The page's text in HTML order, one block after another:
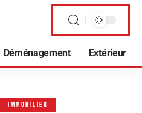
Déménagement Extérieur
IMMOBILIER